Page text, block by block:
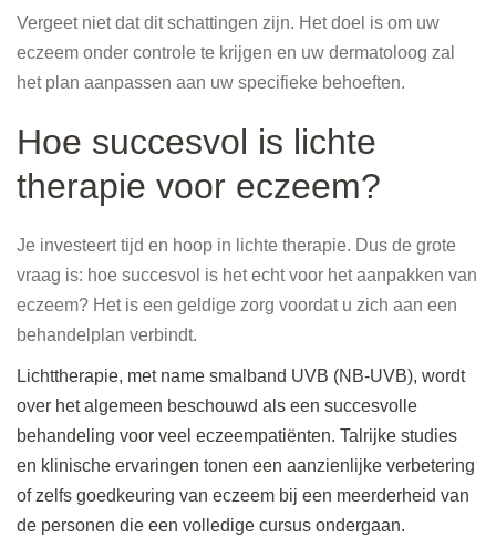
Vergeet niet dat dit schattingen zijn. Het doel is om uw
eczeem onder controle te krijgen en uw dermatoloog zal
het plan aanpassen aan uw specifieke behoeften.
Hoe succesvol is lichte
therapie voor eczeem?
Je investeert tijd en hoop in lichte therapie. Dus de grote
vraag is: hoe succesvol is het echt voor het aanpakken van
eczeem? Het is een geldige zorg voordat u zich aan een
behandelplan verbindt.
Lichttherapie, met name smalband UVB (NB-UVB), wordt
over het algemeen beschouwd als een succesvolle
behandeling voor veel eczeempatiënten. Talrijke studies
en klinische ervaringen tonen een aanzienlijke verbetering
of zelfs goedkeuring van eczeem bij een meerderheid van
de personen die een volledige cursus ondergaan.